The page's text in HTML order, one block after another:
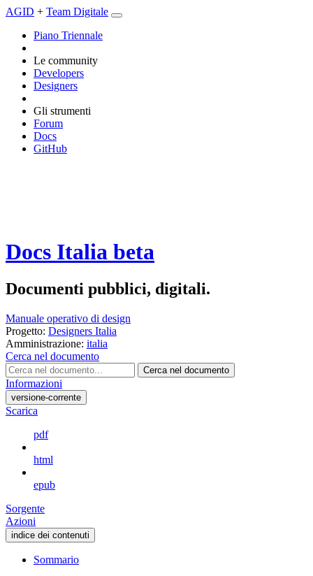
AGID + Team Digitale
Piano Triennale
Le community
Developers
Designers
Gli strumenti
Forum
Docs
GitHub
Docs Italia beta
Documenti pubblici, digitali.
Manuale operativo di design
Progetto: Designers Italia
Amministrazione: italia
Cerca nel documento
Cerca nel documento
Informazioni
versione-corrente
Scarica
pdf
html
epub
Sorgente
Azioni
indice dei contenuti
Sommario